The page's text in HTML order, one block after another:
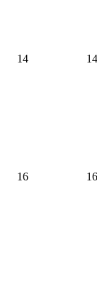
14 14
16 16